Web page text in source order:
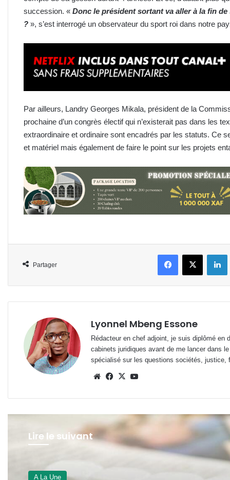
succession. « Donc le président sortant va aller à la fin
? », s’est interrogé un observateur du sport roi dans notre
Par ailleurs, Landry Georges Mikala, président de la
prochaine d’un congrès électif qui n’existerait pas dans les
extraordinaire et ordinaire sont encadrés par les statuts. Ce
et matériel mais également de faire le point sur les projets
Partager
FacebookX
Lyonnel Mbeng Essone
Rédacteur en chef adjoint, je suis diplômé en
cabinets juridiques avant de me lancer dans
spécialisé sur les questions sociétés,
WebsiteFacebook
X
Lire le suivant
A La Une